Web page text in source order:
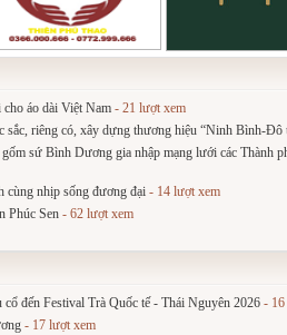
áo dài Việt Nam - 21 lượt xem
sắc, riêng có, xây dựng thương hiệu “Ninh Bình-Đô
sứ Bình Dương gia nhập mạng lưới các Thành
cùng nhịp sống đương đại - 14 lượt xem
Phúc Sen - 62 lượt xem
đến Festival Trà Quốc tế - Thái Nguyên 2026 -
- 17 lượt xem